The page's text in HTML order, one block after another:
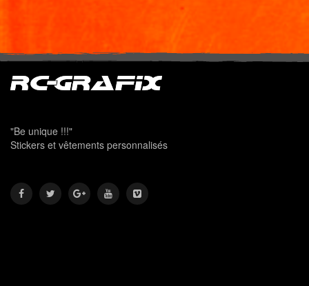
"Be unique !!!"
Stickers et vêtements personnalisés